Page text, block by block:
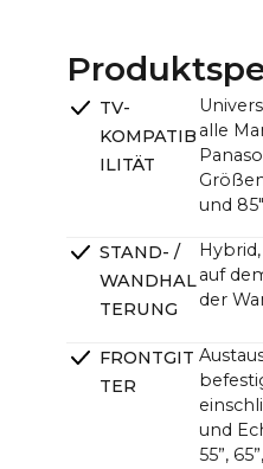
CANVAS-Einheit (B x H x
~121,0 x ~33,0 x
~47.6 x ~13.0 x ~4.7 in
TV-
KOMPATIB
ILITÄT
alle
Größen
und
STAND- /
WANDHAL
TERUNG
auf
der
FRONTGIT
TER
und
55”,